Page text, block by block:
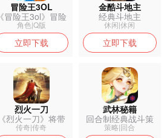
冒险王3OL
《冒险王3ol》冒险
王手游系...
角色|Q版
立即下载
金酷斗地主
经典斗地主
休闲|休闲
立即下载
烈火一刀
《烈火一刀》将带
来更具层次感...
传奇|传奇
武林秘籍
回合制经典战斗策
略与全新的玩...
策略|回合